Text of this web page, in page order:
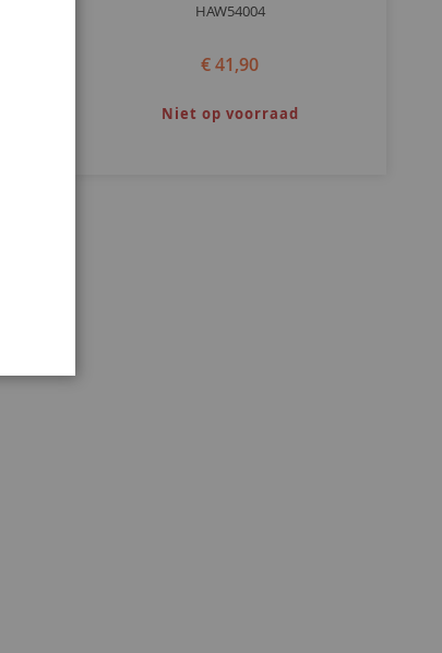
HAW54004
€ 41,90
Niet op voorraad